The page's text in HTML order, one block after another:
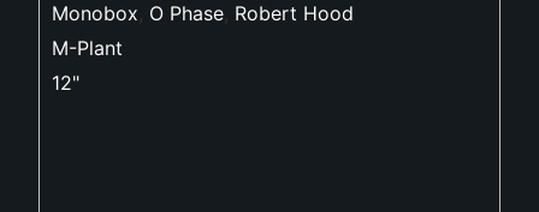
Monobox, O Phase, Robert Hood
M-Plant
12"